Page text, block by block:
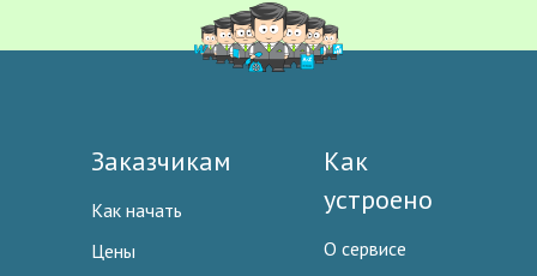
Заказчикам
Как начать
Цены
Как
устроено
О сервисе